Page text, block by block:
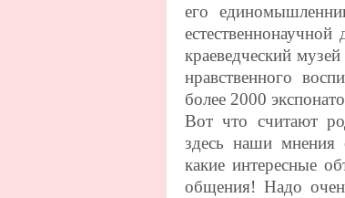
его
краеведческий
нравственного
более 2000
Вот что считают
здесь наши мнения
какие интересные
общения! Надо